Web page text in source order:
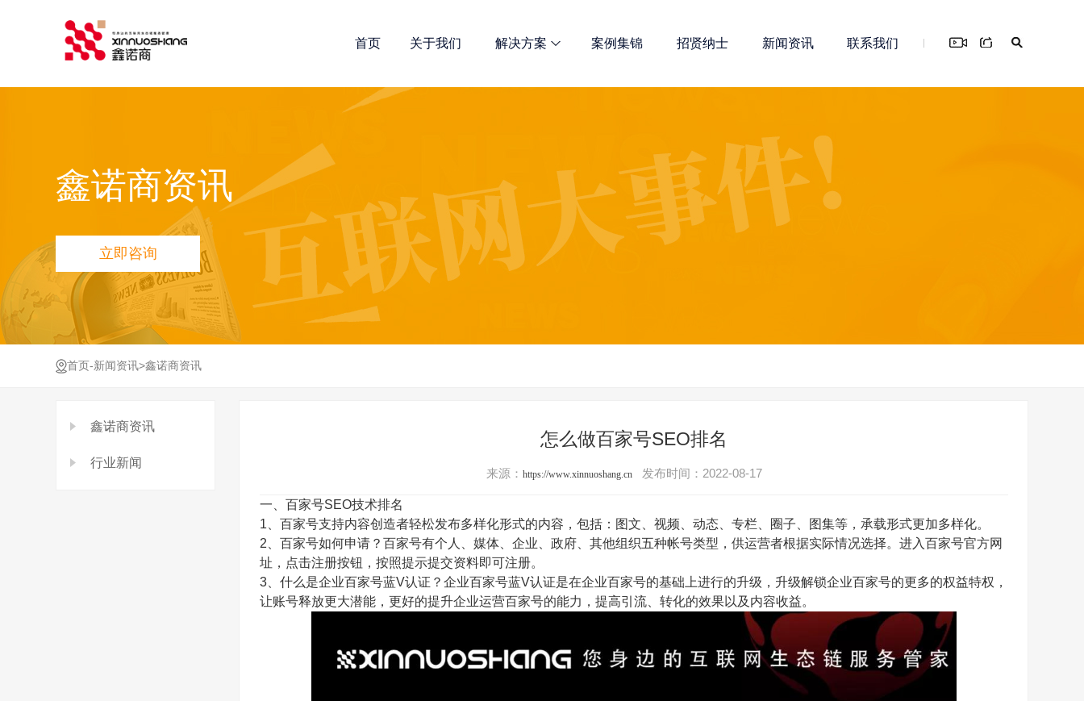
首页 关于我们 解决方案 案例集锦 招贤纳士 新闻资讯 联系我们
小程序定制开发 网站优化
鑫诺商多维解决方案 总有一款适合您！
网站品宣打造方案 全网宣传解决方案 定制开发解决方案
鑫诺商资讯
立即咨询
首页 -新闻资讯>鑫诺商资讯
鑫诺商资讯
行业新闻
怎么做百家号SEO排名
来源： https://www.xinnuoshang.cn发布时间：2022-08-17
一、百家号SEO技术排名
1、百家号支持内容创造者轻松发布多样化形式的内容，包括：图文、视频、动态、专栏、圈子、图集等，承载形式更加多样化。
2、百家号如何申请？百家号有个人、媒体、企业、政府、其他组织五种帐号类型，供运营者根据实际情况选择。进入百家号官方网
址，点击注册按钮，按照提示提交资料即可注册。
3、什么是企业百家号蓝V认证？企业百家号蓝V认证是在企业百家号的基础上进行的升级，升级解锁企业百家号的更多的权益特权，
让账号释放更大潜能，更好的提升企业运营百家号的能力，提高引流、转化的效果以及内容收益。